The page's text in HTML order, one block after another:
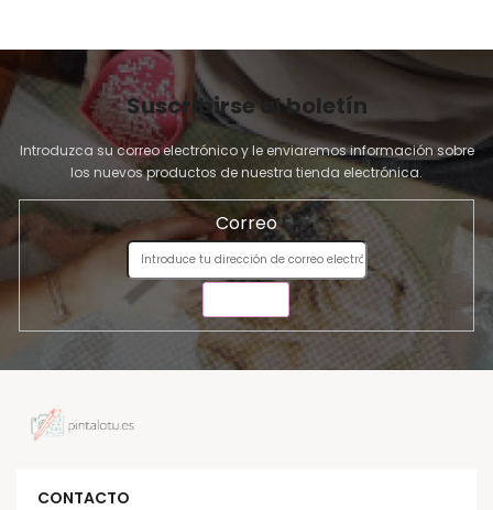
Suscribirse al boletín
Introduzca su correo electrónico y le enviaremos información sobre
los nuevos productos de nuestra tienda electrónica.
Correo
CONTACTO